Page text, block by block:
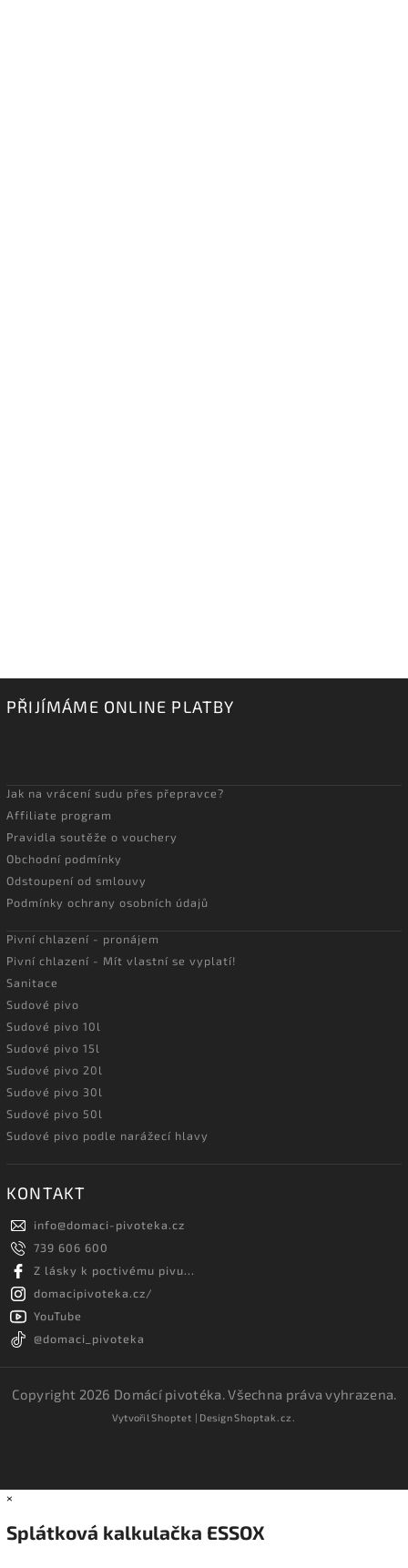
PŘIJÍMÁME ONLINE PLATBY
Jak na vrácení sudu přes přepravce?
Affiliate program
Pravidla soutěže o vouchery
Obchodní podmínky
Odstoupení od smlouvy
Podmínky ochrany osobních údajů
Pivní chlazení - pronájem
Pivní chlazení - Mít vlastní se vyplatí!
Sanitace
Sudové pivo
Sudové pivo 10l
Sudové pivo 15l
Sudové pivo 20l
Sudové pivo 30l
Sudové pivo 50l
Sudové pivo podle narážecí hlavy
KONTAKT
info@domaci-pivoteka.cz
739 606 600
Z lásky k poctivému pivu...
domacipivoteka.cz/
YouTube
@domaci_pivoteka
Copyright 2026 Domácí pivotéka. Všechna práva vyhrazena.
VytvořilShoptet | DesignShoptak.cz.
×
Splátková kalkulačka ESSOX